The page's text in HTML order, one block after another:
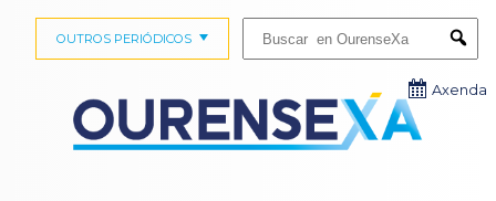
OUTROS PERIÓDICOS
Axenda